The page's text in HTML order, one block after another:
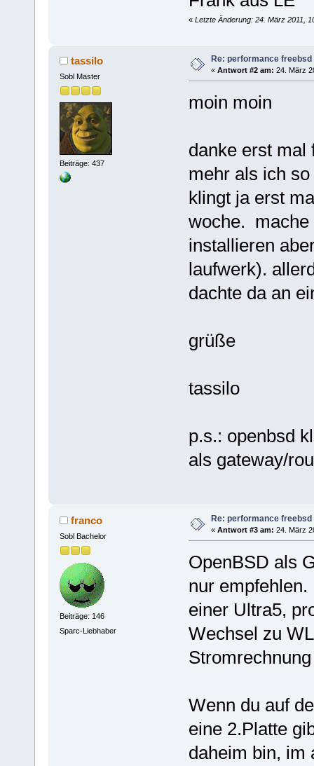
« Letzte Änderung: 24. März 2011,
tassilo
Sobl Master
Beiträge: 437
Re: performance
« Antwort #2 am: 24. März
moin moin
danke erst mal
mehr als ich
klingt ja erst
woche. mache
installieren
laufwerk).
dachte da an
grüße
tassilo
p.s.: openbsd
als gateway/
franco
Sobl Bachelor
Beiträge: 146
Sparc-Liebhaber
Re: performance
« Antwort #3 am: 24. März
OpenBSD als
nur
einer Ultra5,
Wechsel zu
Wenn du auf
eine 2.Platte
daheim bin, im